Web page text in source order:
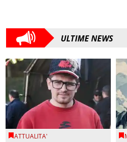
ULTIME NEWS
ATTUALITA'